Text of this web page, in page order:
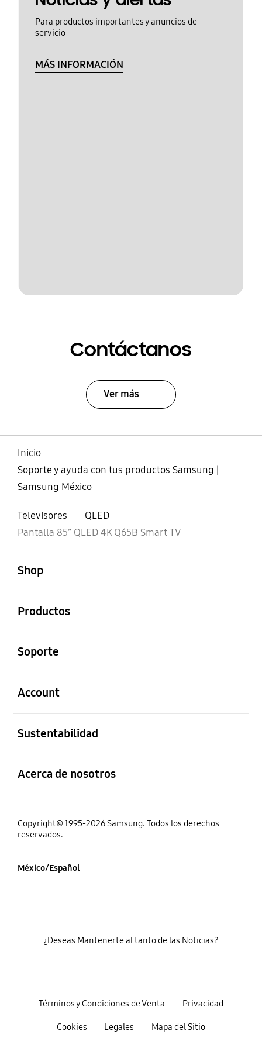
Para productos importantes y anuncios de
servicio
MÁS INFORMACIÓN
Contáctanos
Ver más
Inicio
Soporte y ayuda con tus productos Samsung |
Samsung México
Televisores
QLED
Pantalla 85” QLED 4K Q65B Smart TV
Shop
Productos
Soporte
Account
Sustentabilidad
Acerca de nosotros
Copyright© 1995-2026 Samsung. Todos los derechos
reservados.
México/Español
Términos y Condiciones de Venta Privacidad
Cookies Legales Mapa del Sitio
¿Deseas Mantenerte al tanto de las Noticias?